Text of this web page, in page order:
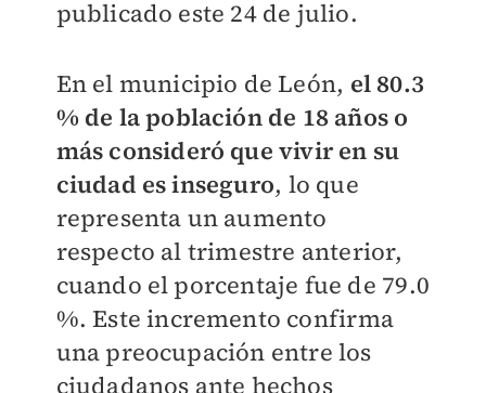
publicado este 24 de julio.
En el municipio de León, el 80.3
% de la población de 18 años o
más consideró que vivir en su
ciudad es inseguro, lo que
representa un aumento
respecto al trimestre anterior,
cuando el porcentaje fue de 79.0
%. Este incremento confirma
una preocupación entre los
ciudadanos ante hechos